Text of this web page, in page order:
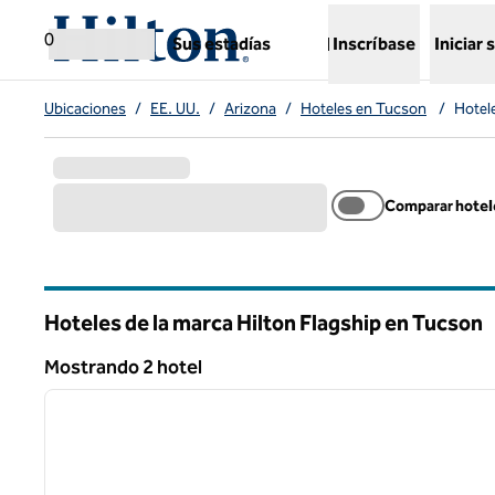
Saltar a contenido
0
Sus estadías Inscríbase Iniciar
Ubicaciones / EE. UU. / Arizona / Hoteles en Tucson /
Comparar
Hoteles de la marca Hilton Flagship en Tucson
Mostrando 2 hotel
Mostrando 2 hotel
1 de 12